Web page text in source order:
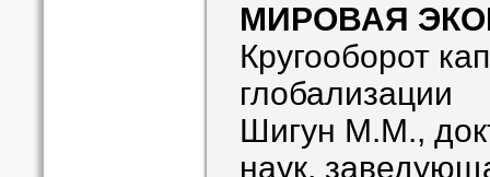
МИРОВАЯ
Кругооборот
глобализации
Шигун М.М.,
наук,